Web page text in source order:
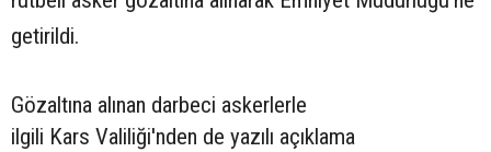
getirildi.
Gözaltına alınan darbeci askerlerle
ilgili Kars Valiliği'nden de yazılı açıklama